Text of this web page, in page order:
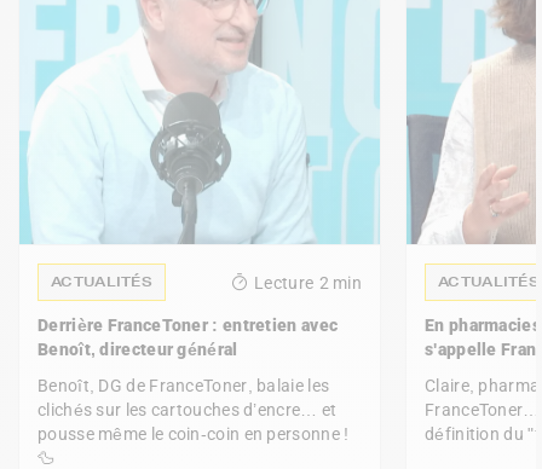
ACTUALITÉS Lecture 2 min
Derrière FranceToner : entretien avec
Benoît, directeur général
Benoît, DG de FranceToner, balaie les
clichés sur les cartouches d’encre… et
pousse même le coin-coin en personne !
🦆
ACTUALITÉS
En
s'appelle
Claire,
définition du